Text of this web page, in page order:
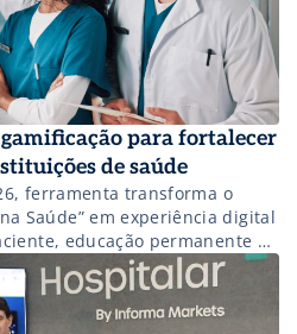
para fortalecer
de saúde
ferramenta transforma o
Saúde” em experiência digital
educação permanente e